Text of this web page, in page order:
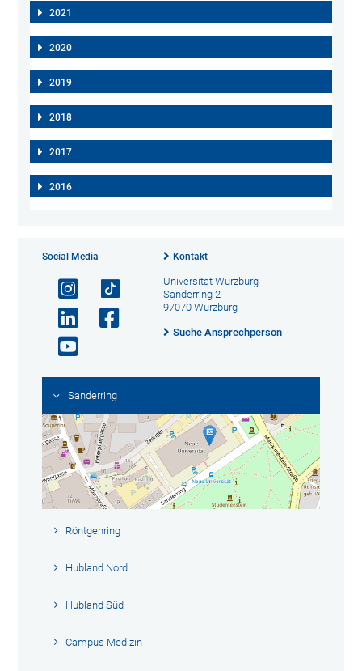
2021
2020
2019
2018
2017
2016
Social Media Kontakt
Universität Würzburg
Sanderring 2
97070 Würzburg
Suche Ansprechperson
Sanderring
Röntgenring
Hubland Nord
Hubland Süd
Campus Medizin